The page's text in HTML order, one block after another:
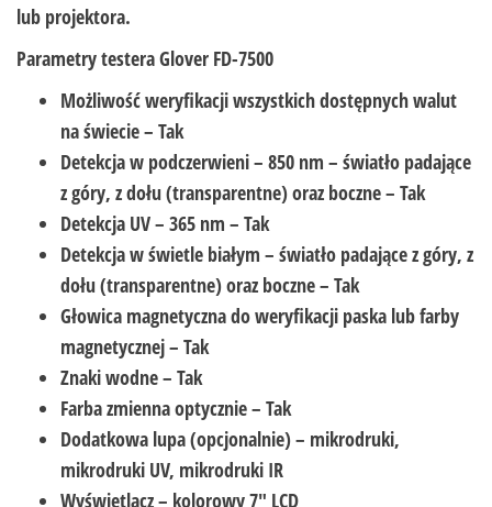
lub projektora.
Parametry testera Glover FD-7500
Możliwość weryfikacji wszystkich dostępnych walut
na świecie – Tak
Detekcja w podczerwieni – 850 nm – światło padające
z góry, z dołu (transparentne) oraz boczne – Tak
Detekcja UV – 365 nm – Tak
Detekcja w świetle białym – światło padające z góry, z
dołu (transparentne) oraz boczne – Tak
Głowica magnetyczna do weryfikacji paska lub farby
magnetycznej – Tak
Znaki wodne – Tak
Farba zmienna optycznie – Tak
Dodatkowa lupa (opcjonalnie) – mikrodruki,
mikrodruki UV, mikrodruki IR
Wyświetlacz – kolorowy 7″ LCD